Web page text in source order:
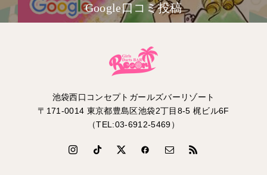
Google口コミ投稿
池袋西口コンセプトガールズバーリゾート
〒171-0014 東京都豊島区池袋2丁目8-5 梶ビル6F
（TEL:03-6912-5469）